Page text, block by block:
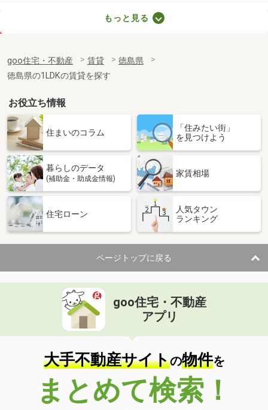
徳島県徳島市南島田町４
専有面積
28.02m²
間取り
徳島県徳島市国府町観音寺
価 格
3.90万円
徳島県徳島市国府町観音寺
専有面積 23.18m²
間取り
徳島県阿南市津乃峰町長浜
住 所
徳島県阿南市津乃峰町長浜
専有面積 46.06m²
間取り
2DK
徳島県阿南市富岡町南向
価 格
住 所
徳島県阿南市富岡町南向
専有面積 36.6m²
間取り
1DK
徳島県徳島市北田宮３丁目
価 格
8.60万円
もっと見る
goo住宅・不動産 賃貸
徳島県
徳島県の1LDKの賃貸を探す
お役立ち情報
住まいのコラム
「住みたい街」
を見つけよう
暮らしのデータ
(補助金・助成金情報)
家賃相場
住宅ローン
人気タウン
ランキング
ページトップに戻る
goo住宅・不動産
アプリ
大手不動産サイトの物件を
まとめて検索！